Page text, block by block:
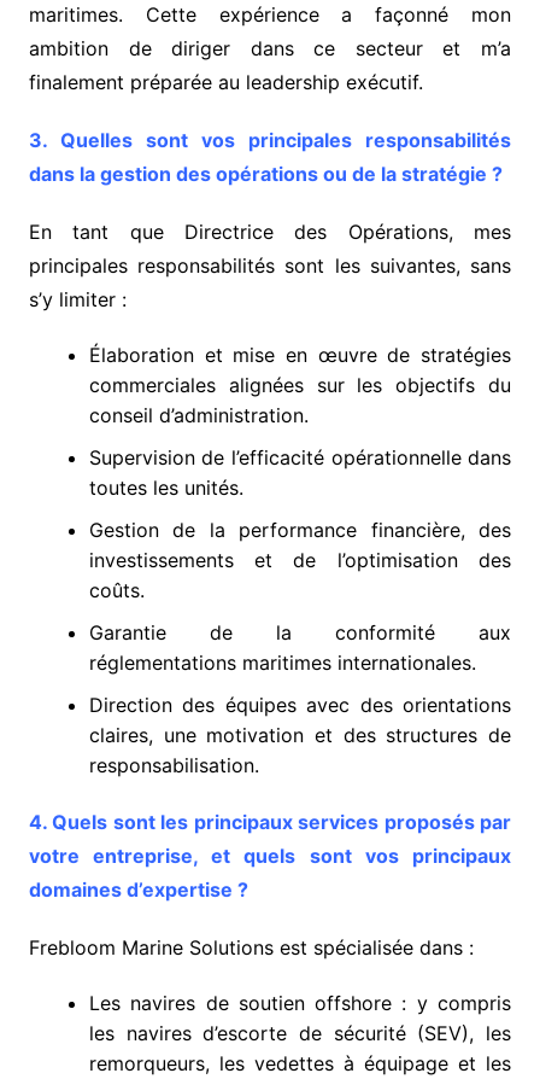
maritimes. Cette expérience a façonné mon
ambition de diriger dans ce secteur et m’a
finalement préparée au leadership exécutif.
3. Quelles sont vos principales responsabilités
dans la gestion des opérations ou de la stratégie ?
En tant que Directrice des Opérations, mes
principales responsabilités sont les suivantes, sans
s’y limiter :
Élaboration et mise en œuvre de stratégies
commerciales alignées sur les objectifs du
conseil d’administration.
Supervision de l’efficacité opérationnelle dans
toutes les unités.
Gestion de la performance financière, des
investissements et de l’optimisation des
coûts.
Garantie de la conformité aux
réglementations maritimes internationales.
Direction des équipes avec des orientations
claires, une motivation et des structures de
responsabilisation.
4. Quels sont les principaux services proposés par
votre entreprise, et quels sont vos principaux
domaines d’expertise ?
Frebloom Marine Solutions est spécialisée dans :
Les navires de soutien offshore : y compris
les navires d’escorte de sécurité (SEV), les
remorqueurs, les vedettes à équipage et les